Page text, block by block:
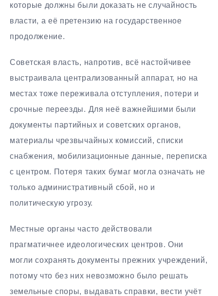
которые должны были доказать не случайность
власти, а её претензию на государственное
продолжение.
Советская власть, напротив, всё настойчивее
выстраивала централизованный аппарат, но на
местах тоже переживала отступления, потери и
срочные переезды. Для неё важнейшими были
документы партийных и советских органов,
материалы чрезвычайных комиссий, списки
снабжения, мобилизационные данные, переписка
с центром. Потеря таких бумаг могла означать не
только административный сбой, но и
политическую угрозу.
Местные органы часто действовали
прагматичнее идеологических центров. Они
могли сохранять документы прежних учреждений,
потому что без них невозможно было решать
земельные споры, выдавать справки, вести учёт